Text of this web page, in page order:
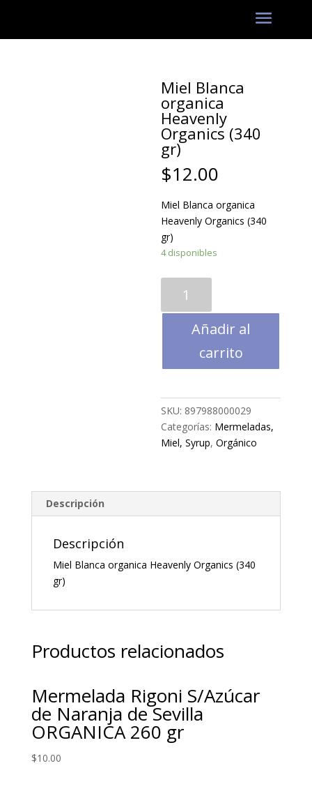
Miel Blanca
organica
Heavenly
Organics (340
gr)
$12.00
Miel Blanca organica
Heavenly Organics (340
gr)
4 disponibles
Blanca
organica
Heavenly
Organics
cantidad
Añadir al
carrito
SKU: 897988000029
Categorías: Mermeladas,
Miel, Syrup,Orgánico
Descripción
Descripción
Miel Blanca organica Heavenly Organics (340
gr)
Productos relacionados
Mermelada Rigoni S/Azúcar
de Naranja de Sevilla
ORGANICA 260 gr
$10.00